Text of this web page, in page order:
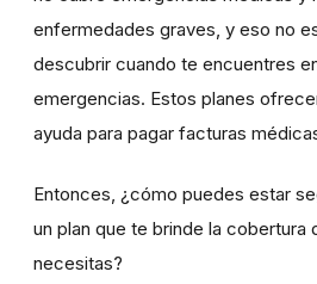
enfermedades graves, y eso no
descubrir cuando te encuentres
emergencias. Estos planes
ayuda para pagar facturas
Entonces, ¿cómo puedes estar
un plan que te brinde la cobertura
necesitas?